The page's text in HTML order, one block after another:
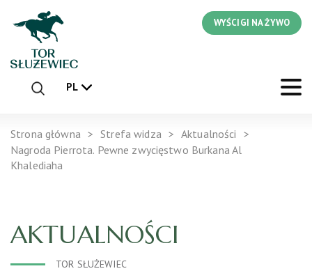
WYŚCIGI NA ŻYWO
PL
Strona główna Strefa widza
Aktualności
Nagroda Pierrota. Pewne zwycięstwo Burkana Al
Khalediaha
AKTUALNOŚCI
TOR SŁUŻEWIEC